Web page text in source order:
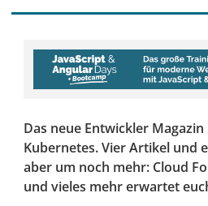
Das neue Entwickler
Kubernetes. Vier Artikel und
aber um noch mehr: Cloud
und vieles mehr erwartet